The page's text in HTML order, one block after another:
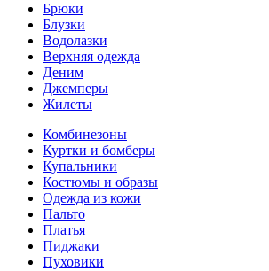
Брюки
Блузки
Водолазки
Верхняя одежда
Деним
Джемперы
Жилеты
Комбинезоны
Куртки и бомберы
Купальники
Костюмы и образы
Одежда из кожи
Пальто
Платья
Пиджаки
Пуховики